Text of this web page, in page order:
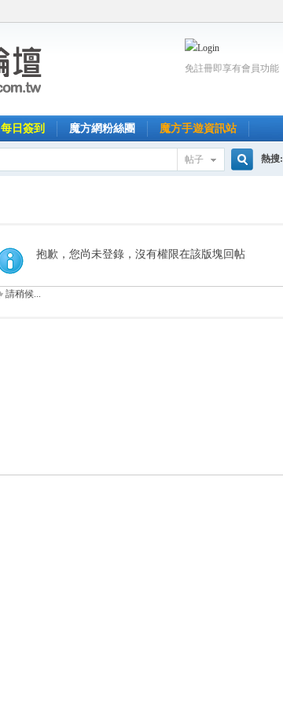
免註冊即享有會員功能
每日簽到 魔方網粉絲團 魔方手遊資訊站
帖子
索
熱搜:
抱歉，您尚未登錄，沒有權限在該版塊回帖
請稍候...